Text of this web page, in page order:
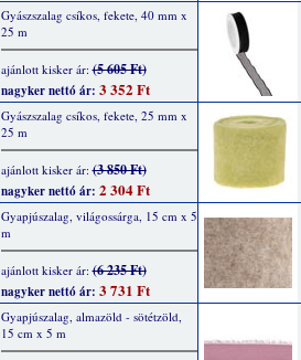
Gyászszalag csíkos, fekete, 40 mm x
25 m
ajánlott kisker ár:(5 605 Ft)
nagyker nettó ár: 3 352 Ft
Gyászszalag csíkos, fekete, 25 mm x
25 m
ajánlott kisker ár:(3 850 Ft)
nagyker nettó ár: 2 304 Ft
Gyapjúszalag, világossárga, 15 cm x 5
m
ajánlott kisker ár:(6 235 Ft)
nagyker nettó ár: 3 731 Ft
Gyapjúszalag, almazöld - sötétzöld,
15 cm x 5 m